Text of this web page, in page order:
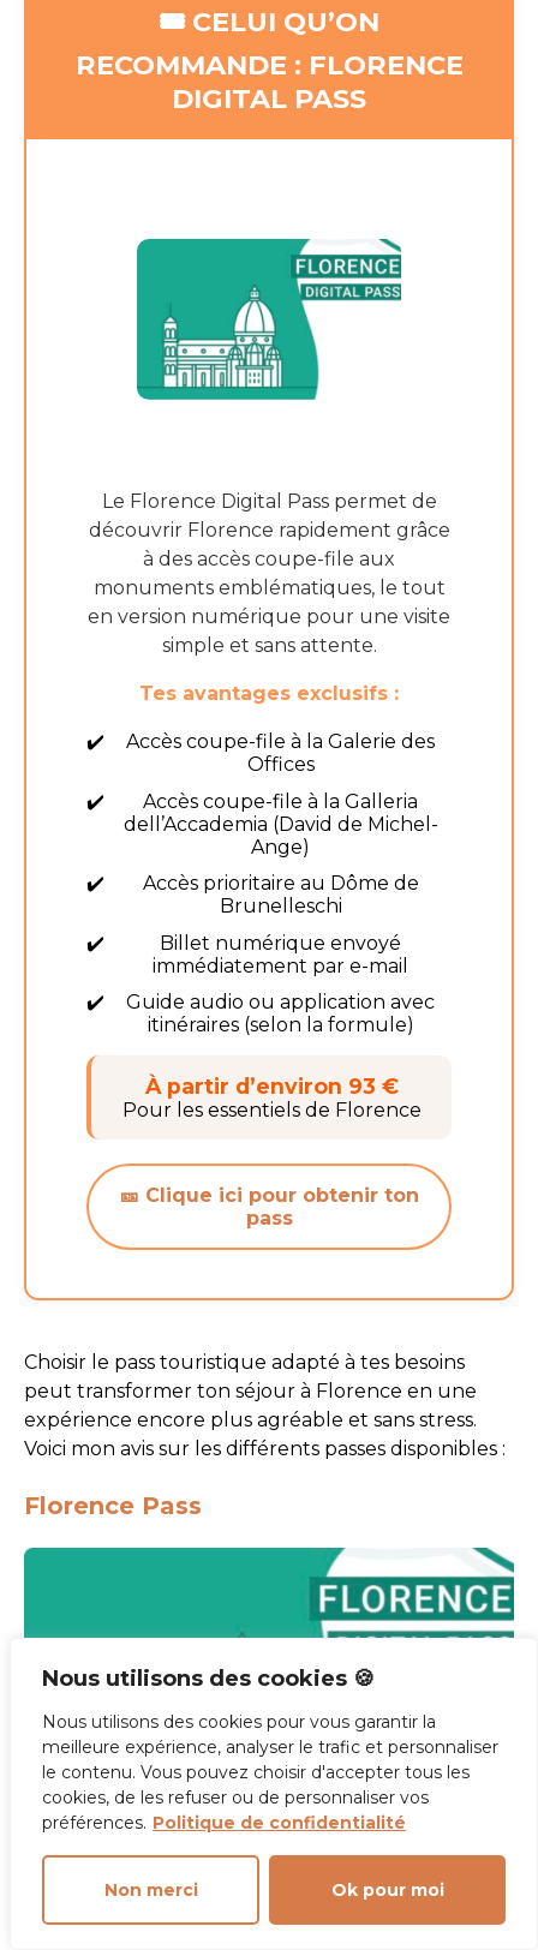
Nous utilisons des cookies 🍪
Nous utilisons des cookies pour vous garantir la
meilleure expérience, analyser le trafic et personnaliser
le contenu. Vous pouvez choisir d'accepter tous les
cookies, de les refuser ou de personnaliser vos
préférences. Politique de confidentialité
Non merci Ok pour moi
🎟️ CELUI QU’ON
RECOMMANDE : FLORENCE
DIGITAL PASS
Le Florence Digital Pass permet de
découvrir Florence rapidement grâce
à des accès coupe-file aux
monuments emblématiques, le tout
en version numérique pour une visite
simple et sans attente.
Tes avantages exclusifs :
Accès coupe-file à la Galerie des
Offices
Accès coupe-file à la Galleria
dell’Accademia (David de Michel-
Ange)
Accès prioritaire au Dôme de
Brunelleschi
Billet numérique envoyé
immédiatement par e-mail
Guide audio ou application avec
itinéraires (selon la formule)
À partir d’environ 93 €
Pour les essentiels de Florence
🎫 Clique ici pour obtenir ton
pass
Choisir le pass touristique adapté à tes besoins
peut transformer ton séjour à Florence en une
expérience encore plus agréable et sans stress.
Voici mon avis sur les différents passes disponibles :
Florence Pass
Florence Pass
) est idéal si tu